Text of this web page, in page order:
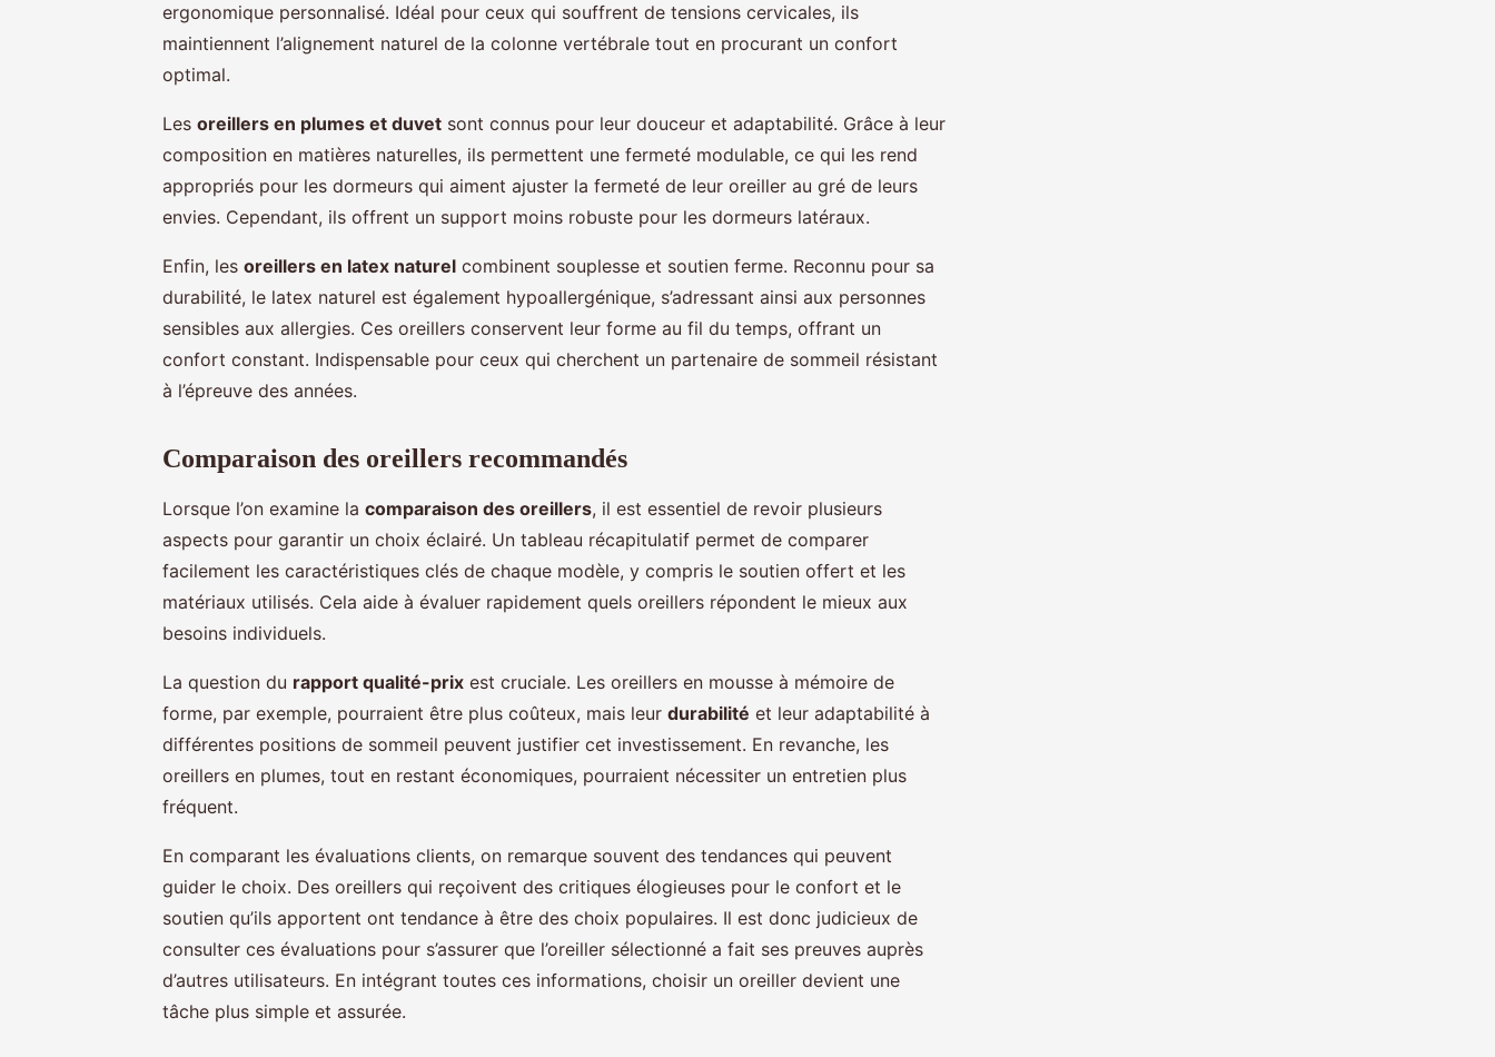
ergonomique personnalisé. Idéal pour ceux qui souffrent de tensions cervicales, ils
maintiennent l’alignement naturel de la colonne vertébrale tout en procurant un confort
optimal.
Les oreillers en plumes et duvet sont connus pour leur douceur et adaptabilité. Grâce à leur
composition en matières naturelles, ils permettent une fermeté modulable, ce qui les rend
appropriés pour les dormeurs qui aiment ajuster la fermeté de leur oreiller au gré de leurs
envies. Cependant, ils offrent un support moins robuste pour les dormeurs latéraux.
Enfin, les oreillers en latex naturel combinent souplesse et soutien ferme. Reconnu pour sa
durabilité, le latex naturel est également hypoallergénique, s’adressant ainsi aux personnes
sensibles aux allergies. Ces oreillers conservent leur forme au fil du temps, offrant un
confort constant. Indispensable pour ceux qui cherchent un partenaire de sommeil résistant
à l’épreuve des années.
Comparaison des oreillers recommandés
Lorsque l’on examine la comparaison des oreillers, il est essentiel de revoir plusieurs
aspects pour garantir un choix éclairé. Un tableau récapitulatif permet de comparer
facilement les caractéristiques clés de chaque modèle, y compris le soutien offert et les
matériaux utilisés. Cela aide à évaluer rapidement quels oreillers répondent le mieux aux
besoins individuels.
La question du rapport qualité-prix est cruciale. Les oreillers en mousse à mémoire de
forme, par exemple, pourraient être plus coûteux, mais leur durabilité et leur adaptabilité à
différentes positions de sommeil peuvent justifier cet investissement. En revanche, les
oreillers en plumes, tout en restant économiques, pourraient nécessiter un entretien plus
fréquent.
En comparant les évaluations clients, on remarque souvent des tendances qui peuvent
guider le choix. Des oreillers qui reçoivent des critiques élogieuses pour le confort et le
soutien qu’ils apportent ont tendance à être des choix populaires. Il est donc judicieux de
consulter ces évaluations pour s’assurer que l’oreiller sélectionné a fait ses preuves auprès
d’autres utilisateurs. En intégrant toutes ces informations, choisir un oreiller devient une
tâche plus simple et assurée.